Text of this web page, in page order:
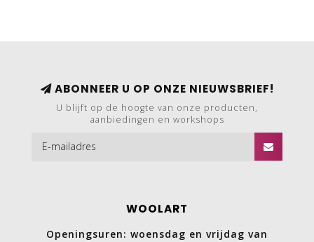
ABONNEER U OP ONZE NIEUWSBRIEF!
U blijft op de hoogte van onze producten,
aanbiedingen en workshops
WOOLART
Openingsuren: woensdag en vrijdag van